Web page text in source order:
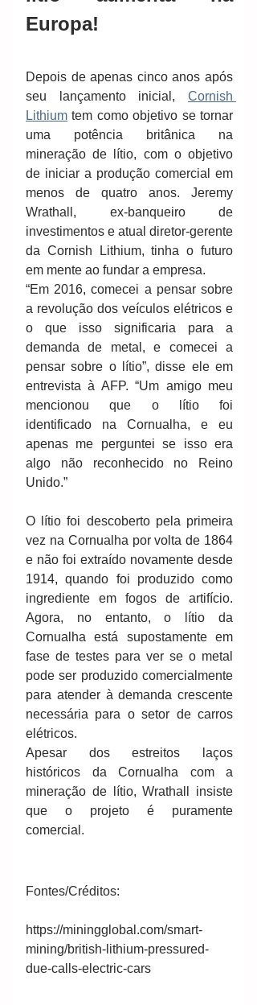
Europa!
Depois de apenas cinco anos após
seu lançamento inicial, Cornish
Lithium tem como objetivo se tornar
uma potência britânica na
mineração de lítio, com o objetivo
de iniciar a produção comercial em
menos de quatro anos. Jeremy
Wrathall, ex-banqueiro de
investimentos e atual diretor-gerente
da Cornish Lithium, tinha o futuro
em mente ao fundar a empresa.
“Em 2016, comecei a pensar sobre
a revolução dos veículos elétricos e
o que isso significaria para a
demanda de metal, e comecei a
pensar sobre o lítio”, disse ele em
entrevista à AFP. “Um amigo meu
mencionou que o lítio foi
identificado na Cornualha, e eu
apenas me perguntei se isso era
algo não reconhecido no Reino
Unido.”
O lítio foi descoberto pela primeira
vez na Cornualha por volta de 1864
e não foi extraído novamente desde
1914, quando foi produzido como
ingrediente em fogos de artifício.
Agora, no entanto, o lítio da
Cornualha está supostamente em
fase de testes para ver se o metal
pode ser produzido comercialmente
para atender à demanda crescente
necessária para o setor de carros
elétricos.
Apesar dos estreitos laços
históricos da Cornualha com a
mineração de lítio, Wrathall insiste
que o projeto é puramente
comercial.
Fontes/Créditos:
https://miningglobal.com/smart-
mining/british-lithium-pressured-
due-calls-electric-cars